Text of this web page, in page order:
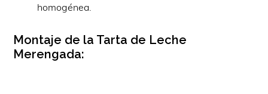
homogénea.
Montaje de la Tarta de Leche
Merengada: